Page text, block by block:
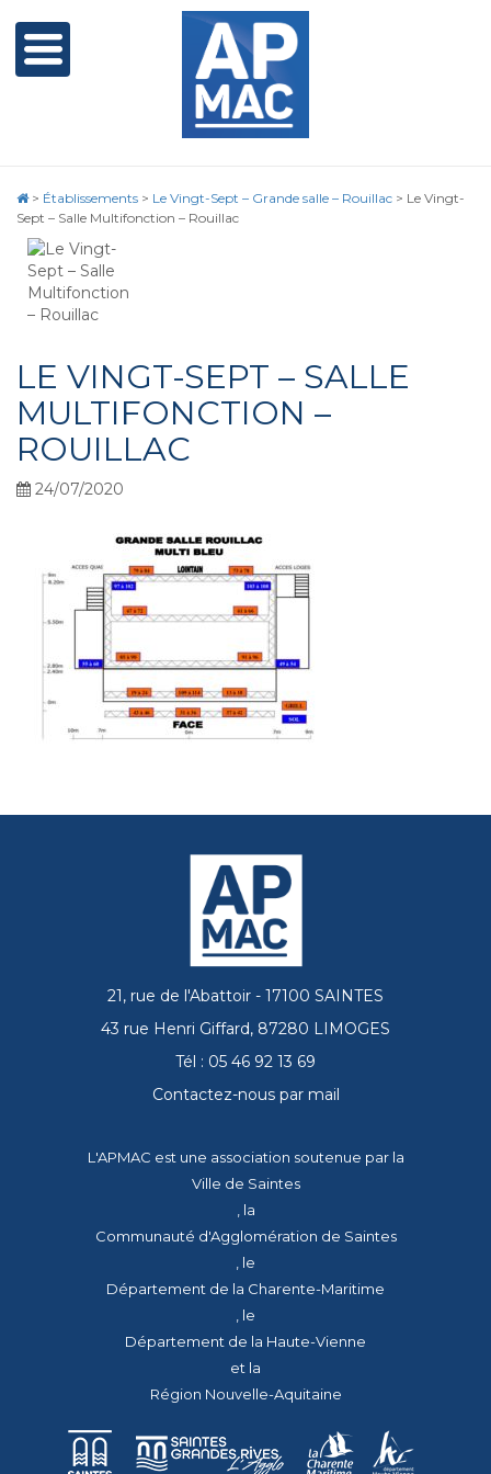
> Établissements > Le Vingt-Sept – Grande salle – Rouillac > Le Vingt-
Sept – Salle Multifonction – Rouillac
LE VINGT-SEPT – SALLE
MULTIFONCTION –
ROUILLAC
24/07/2020
21, rue de l'Abattoir - 17100 SAINTES
43 rue Henri Giffard, 87280 LIMOGES
Tél : 05 46 92 13 69
Contactez-nous par mail
L'APMAC est une association soutenue par la
Ville de Saintes
, la
Communauté d'Agglomération de Saintes
, le
Département de la Charente-Maritime
, le
Département de la Haute-Vienne
et la
Région Nouvelle-Aquitaine